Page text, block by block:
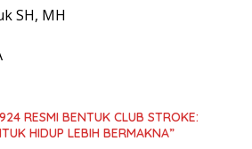
SH, MH
RESMI BENTUK CLUB STROKE:
HIDUP LEBIH BERMAKNA”